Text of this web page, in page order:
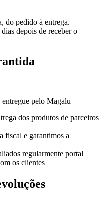
do pedido à entrega.
dias depois de receber o
pelo Magalu
dos produtos de parceiros
fiscal e garantimos a
regularmente portal
os clientes